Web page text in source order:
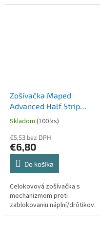
Zošívačka Maped
Advanced Half Strip
Collector 24/6, na 20
alebo 25 listov - modrá
Skladom (100 ks)
€5,53 bez DPH
€6,80
Do košíka
Celokovová zošívačka s
mechanizmom proti
zablokovaniu náplní/drôtikov.